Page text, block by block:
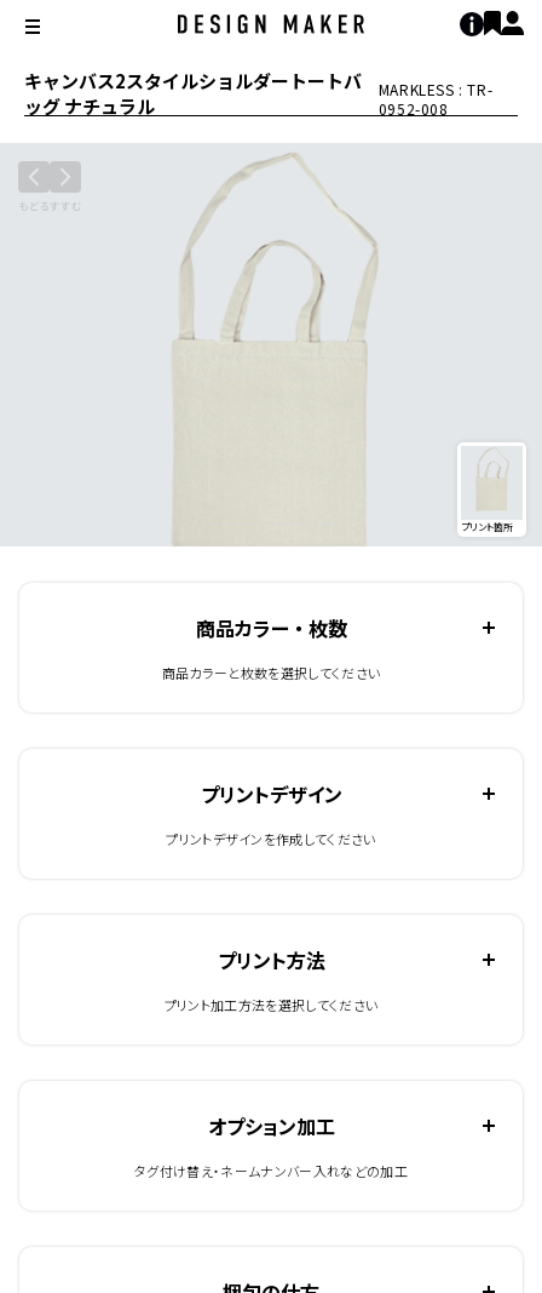
キャンバス2スタイルショルダートートバ
ッグ ナチュラル
MARKLESS : TR-
0952-008
プリント箇所
商品カラー ・ 枚数
商品カラーと枚数を選択してください
プリントデザイン
プリントデザインを作成してください
プリント方法
プリント加工方法を選択してください
オプション加工
タグ付け替え・ネームナンバー入れなどの加工